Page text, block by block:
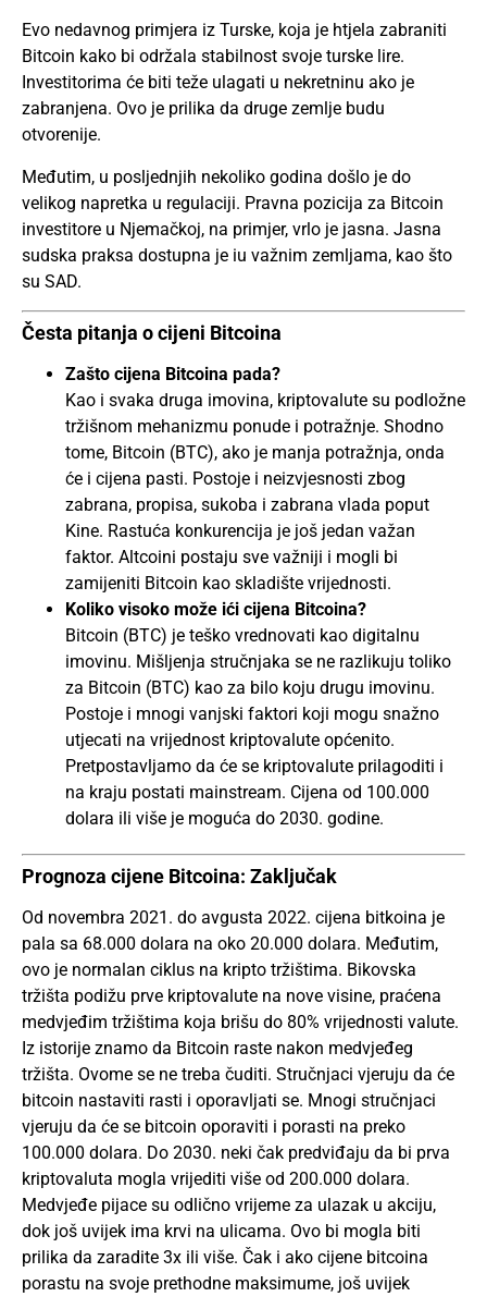
Evo nedavnog primjera iz Turske, koja je htjela zabraniti
Bitcoin kako bi održala stabilnost svoje turske lire.
Investitorima će biti teže ulagati u nekretninu ako je
zabranjena. Ovo je prilika da druge zemlje budu
otvorenije.
Međutim, u posljednjih nekoliko godina došlo je do
velikog napretka u regulaciji. Pravna pozicija za Bitcoin
investitore u Njemačkoj, na primjer, vrlo je jasna. Jasna
sudska praksa dostupna je iu važnim zemljama, kao što
su SAD.
Česta pitanja o cijeni Bitcoina
Zašto cijena Bitcoina pada?
Kao i svaka druga imovina, kriptovalute su podložne
tržišnom mehanizmu ponude i potražnje. Shodno
tome, Bitcoin (BTC), ako je manja potražnja, onda
će i cijena pasti. Postoje i neizvjesnosti zbog
zabrana, propisa, sukoba i zabrana vlada poput
Kine. Rastuća konkurencija je još jedan važan
faktor. Altcoini postaju sve važniji i mogli bi
zamijeniti Bitcoin kao skladište vrijednosti.
Koliko visoko može ići cijena Bitcoina?
Bitcoin (BTC) je teško vrednovati kao digitalnu
imovinu. Mišljenja stručnjaka se ne razlikuju toliko
za Bitcoin (BTC) kao za bilo koju drugu imovinu.
Postoje i mnogi vanjski faktori koji mogu snažno
utjecati na vrijednost kriptovalute općenito.
Pretpostavljamo da će se kriptovalute prilagoditi i
na kraju postati mainstream. Cijena od 100.000
dolara ili više je moguća do 2030. godine.
Prognoza cijene Bitcoina: Zaključak
Od novembra 2021. do avgusta 2022. cijena bitkoina je
pala sa 68.000 dolara na oko 20.000 dolara. Međutim,
ovo je normalan ciklus na kripto tržištima. Bikovska
tržišta podižu prve kriptovalute na nove visine, praćena
medvjeđim tržištima koja brišu do 80% vrijednosti valute.
Iz istorije znamo da Bitcoin raste nakon medvjeđeg
tržišta. Ovome se ne treba čuditi. Stručnjaci vjeruju da će
bitcoin nastaviti rasti i oporavljati se. Mnogi stručnjaci
vjeruju da će se bitcoin oporaviti i porasti na preko
100.000 dolara. Do 2030. neki čak predviđaju da bi prva
kriptovaluta mogla vrijediti više od 200.000 dolara.
Medvjeđe pijace su odlično vrijeme za ulazak u akciju,
dok još uvijek ima krvi na ulicama. Ovo bi mogla biti
prilika da zaradite 3x ili više. Čak i ako cijene bitcoina
porastu na svoje prethodne maksimume, još uvijek